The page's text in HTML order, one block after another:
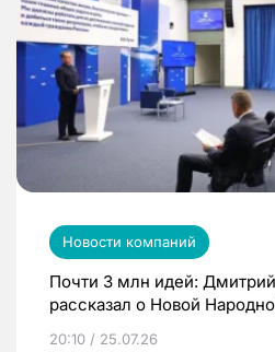
Новости компаний
Почти 3 млн идей:
рассказал о Новой
20:10 / 25.07.26